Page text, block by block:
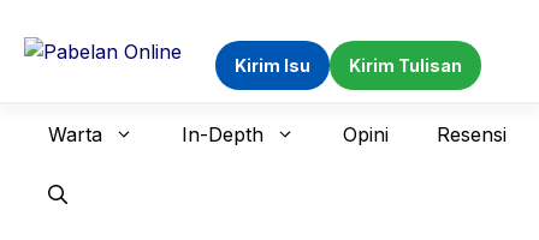
Kirim Isu Kirim Tulisan
Warta In-Depth Opini Resensi